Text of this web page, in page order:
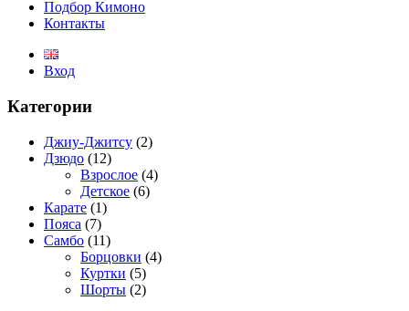
Подбор Кимоно
Контакты
Вход
Категории
Джиу-Джитсу (2)
Дзюдо (12)
Взрослое (4)
Детское (6)
Карате (1)
Пояса (7)
Самбо (11)
Борцовки (4)
Куртки (5)
Шорты (2)